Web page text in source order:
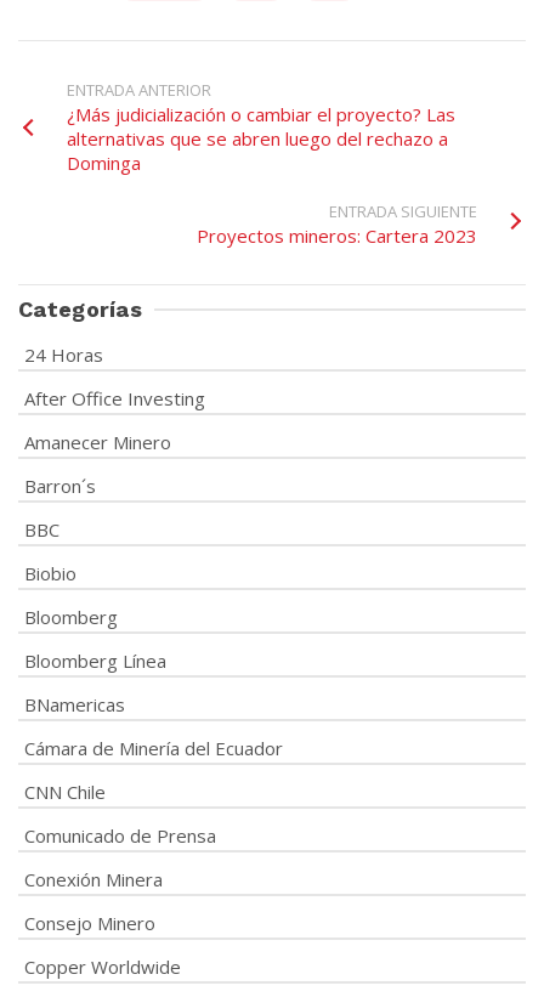
ENTRADA ANTERIOR
¿Más judicialización o cambiar el proyecto? Las
alternativas que se abren luego del rechazo a
Dominga
ENTRADA SIGUIENTE
Proyectos mineros: Cartera 2023
Categorías
24 Horas
After Office Investing
Amanecer Minero
Barron´s
BBC
Biobio
Bloomberg
Bloomberg Línea
BNamericas
Cámara de Minería del Ecuador
CNN Chile
Comunicado de Prensa
Conexión Minera
Consejo Minero
Copper Worldwide